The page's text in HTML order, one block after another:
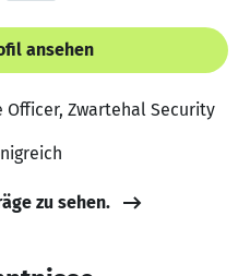
ansehen
Zwartehal Security
zu sehen.